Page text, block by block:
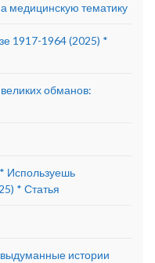
медицинскую тематику
1917-1964 (2025) *
обманов:
Используешь
* Статья
истории